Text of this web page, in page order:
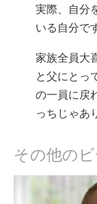
実際、自分
いる自分で
家族全員大
と父にとっ
の一員に戻
っちじゃあ
その他の